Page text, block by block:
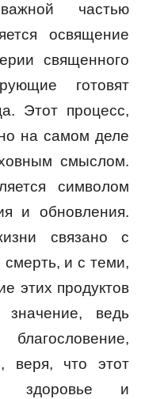
частью
освящение
священного
готовят
Этот процесс,
на самом деле
смыслом.
символом
и обновления.
связано с
и с теми,
этих продуктов
ведь
веря, что этот
здоровье и